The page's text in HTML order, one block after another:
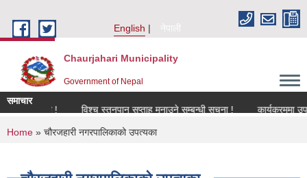
English
नेपाली
Chaurjahari Municipality
Government of Nepal
समाचार
विश्च स्तनपान सप्ताह मनाउने सम्बन्धी सूचना ! कार्यक्रममा
You are here
Home » चौरजहारी नगरपालिकाको उपत्यका